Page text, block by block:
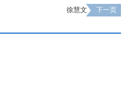
徐慧文 下一页